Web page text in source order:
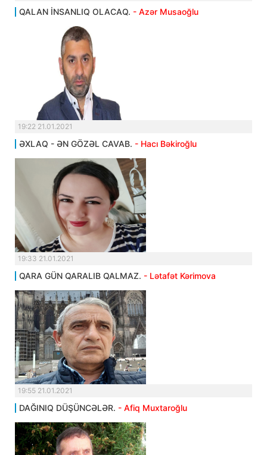
QALAN İNSANLIQ OLACAQ. - Azər Musaoğlu
19:22 21.01.2021
ƏXLAQ - ƏN GÖZƏL CAVAB. - Hacı Bəkiroğlu
19:33 21.01.2021
QARA GÜN QARALIB QALMAZ. - Lətafət Kərimova
19:55 21.01.2021
DAĞINIQ DÜŞÜNCƏLƏR. - Afiq Muxtaroğlu